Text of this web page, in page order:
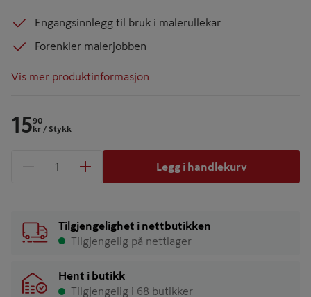
Engangsinnlegg til bruk i malerullekar
Forenkler malerjobben
Vis mer produktinformasjon
1590
kr / Stykk
1 produkter
Legg i handlekurv
Tilgjengelighet i nettbutikken
Tilgjengelig på nettlager
Hent i butikk
Tilgjengelig i 68 butikker